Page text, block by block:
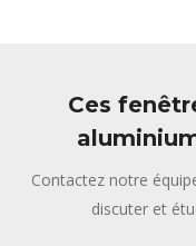
Ces
Contactez notre
discuter et